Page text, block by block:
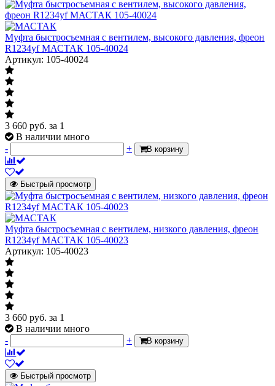
Муфта быстросъемная с вентилем, высокого давления, фреон
R1234yf МАСТАК 105-40024
Артикул: 105-40024
3 660 руб. за 1
В наличии много
-
+ В корзину
Быстрый просмотр
Муфта быстросъемная с вентилем, низкого давления, фреон
R1234yf МАСТАК 105-40023
Артикул: 105-40023
3 660 руб. за 1
В наличии много
-
+ В корзину
Быстрый просмотр